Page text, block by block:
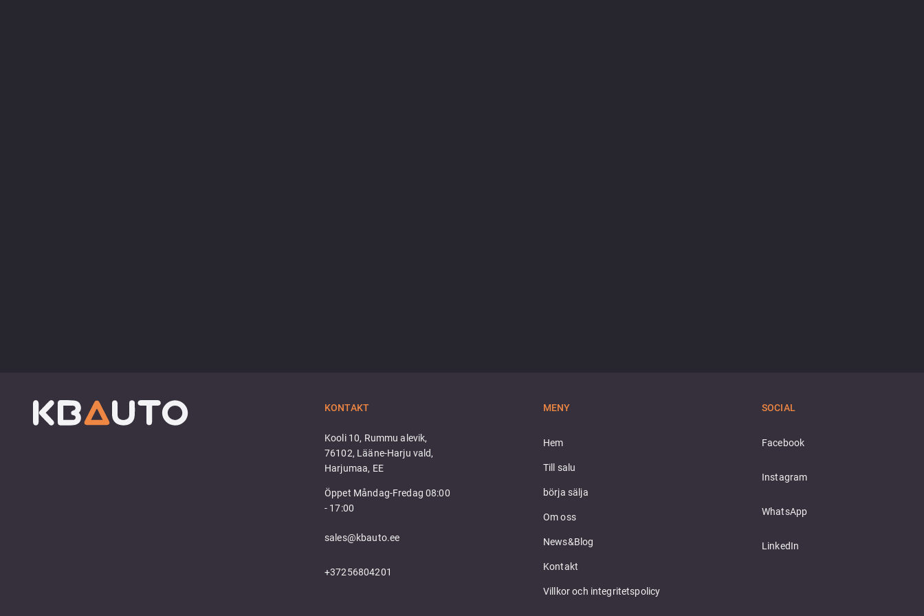
KONTAKT
Kooli 10, Rummu alevik,
76102, Lääne-Harju vald,
Harjumaa, EE
Öppet Måndag-Fredag 08:00
- 17:00
sales@kbauto.ee
+37256804201
MENY
Hem
Till salu
börja sälja
Om oss
News&Blog
Kontakt
Villkor och integritetspolicy
SOCIAL
Facebook
Instagram
WhatsApp
LinkedIn